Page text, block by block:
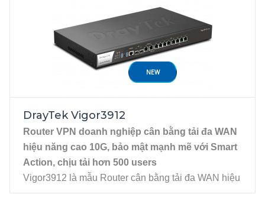
và dự phòng linh hoạt. Vigor2927 còn trang bị hiệu
suất VPN mạnh mẽ, tường lửa SPI bảo mật, chia
VLAN linh hoạt và khả năng quản lý tập trung với
DrayTek Cloud. DrayTek Vigor2927 mang đến giải
pháp mạng toàn diện, đáp ứng đầy đủ các yêu cầu
Đặc tính kỹ thuật
Dual-WAN RJ45 Gigabit, gồm WAN1 cố định
và WAN2 có thể chuyển đổi thành LAN (P6)
5x LAN Gigabit Ethernet
NEW
DrayTek Vigor3912
Router VPN doanh nghiệp cân bằng tải đa WAN
hiệu năng cao 10G, bảo mật mạnh mẽ với Smart
Action, chịu tải hơn 500 users
Vigor3912 là mẫu Router cân bằng tải đa WAN hiệu